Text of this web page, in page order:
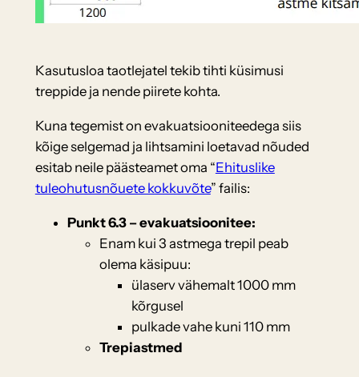
Kasutusloa taotlejatel tekib tihti küsimusi
treppide ja nende piirete kohta.
Kuna tegemist on evakuatsiooniteedega siis
kõige selgemad ja lihtsamini loetavad nõuded
esitab neile päästeamet oma “Ehituslike
tuleohutusnõuete kokkuvõte” failis:
Punkt 6.3 – evakuatsioonitee:
Enam kui 3 astmega trepil peab
olema käsipuu:
ülaserv vähemalt 1000 mm
kõrgusel
pulkade vahe kuni 110 mm
Trepiastmed